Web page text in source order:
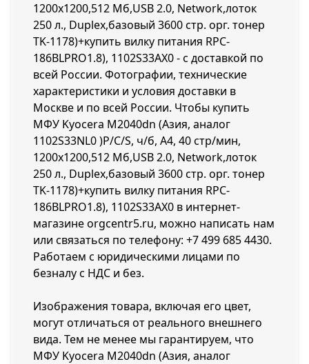
1200x1200,512 Мб,USB 2.0, Network,лоток
250 л., Duplex,базовый 3600 стр. орг. тонер
TK-1178)+купить вилку питания RPC-
186BLPRO1.8), 1102S33AX0 - с доставкой по
всей России. Фотографии, технические
характеристики и условия доставки в
Москве и по всей России. Чтобы купить
МФУ Kyocera M2040dn (Азия, аналог
1102S33NL0 )P/C/S, ч/б, A4, 40 стр/мин,
1200x1200,512 Мб,USB 2.0, Network,лоток
250 л., Duplex,базовый 3600 стр. орг. тонер
TK-1178)+купить вилку питания RPC-
186BLPRO1.8), 1102S33AX0 в интернет-
магазине orgcentr5.ru, можно написать нам
или связаться по телефону: +7 499 685 4430.
Работаем с юридическими лицами по
безналу с НДС и без.
Изображения товара, включая его цвет,
могут отличаться от реального внешнего
вида. Тем не менее мы гарантируем, что
МФУ Kyocera M2040dn (Азия, аналог